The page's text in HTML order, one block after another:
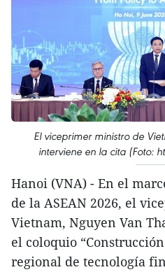
El viceprimer ministro de
interviene en la cita (Foto:
Hanoi (VNA) - En el
de la ASEAN 2026, el
Vietnam, Nguyen Van
el coloquio
regional de tecnología